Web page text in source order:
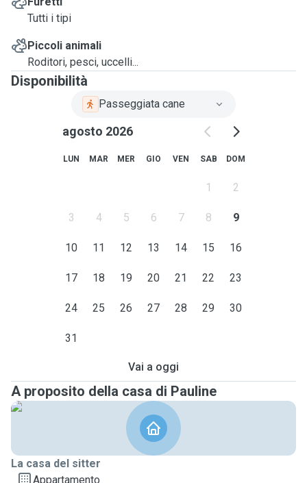
Tutti i tipi
Piccoli animali
Roditori, pesci, uccelli...
Disponibilità
Passeggiata cane
agosto 2026
LUN MAR MER GIO VEN SAB DOM
1 2
3 4 5 6 7 8 9
10 11 12 13 14 15 16
17 18 19 20 21 22 23
24 25 26 27 28 29 30
31
Vai a oggi
A proposito della casa di Pauline
La casa del sitter
Appartamento